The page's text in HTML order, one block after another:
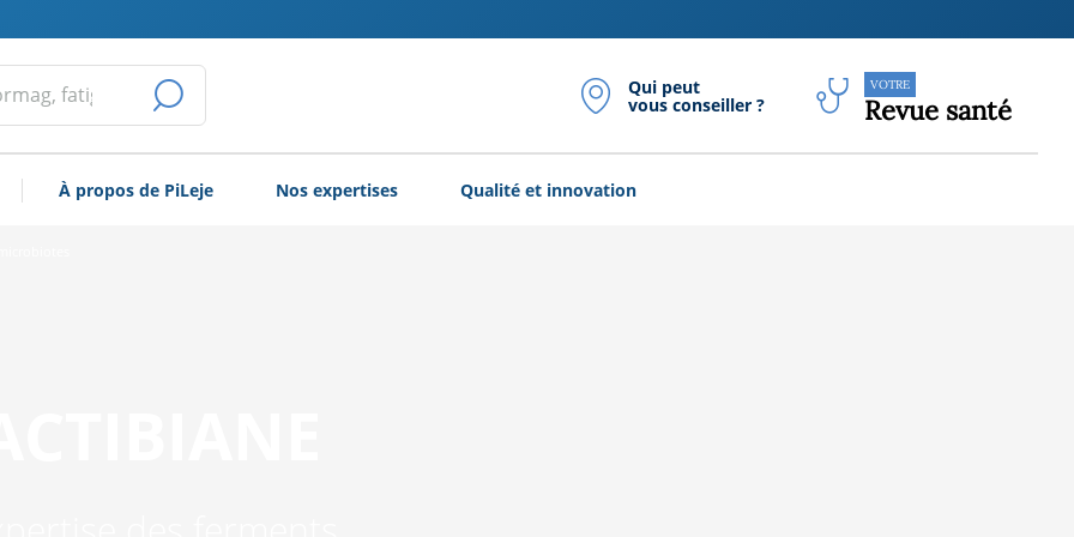
LANCER
LA
RECHERCHE
Qui peut
vous conseiller ?
VOTRE
Revue santé
À propos de PiLeje Nos expertises Qualité et innovation